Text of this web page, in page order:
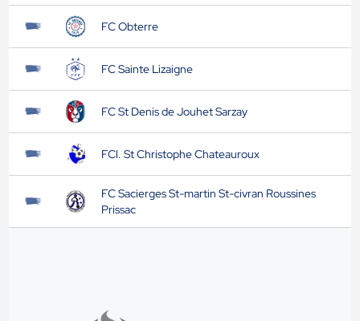
FC Obterre
FC Sainte Lizaigne
FC St Denis de Jouhet Sarzay
FCl. St Christophe Chateauroux
FC Sacierges St-martin St-civran Roussines
Prissac